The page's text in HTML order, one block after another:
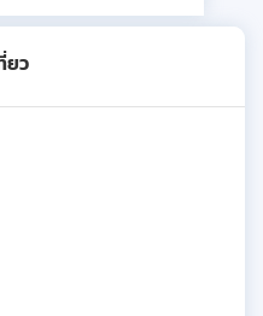
ยว